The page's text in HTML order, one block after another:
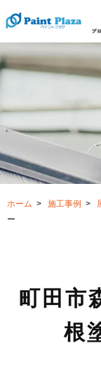
ホーム > 施工事例 >
ー
町田市
根